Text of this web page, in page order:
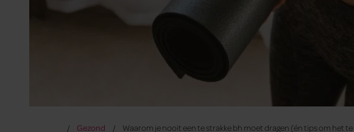
Gezond Waarom je nooit een te strakke bh moet dragen (én tips om het